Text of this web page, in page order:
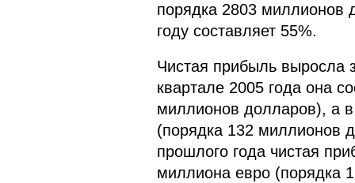
порядка 2803 миллионов
году составляет 55%.
Чистая прибыль выросла
квартале 2005 года она
миллионов долларов), а
(порядка 132 миллионов
прошлого года чистая
миллиона евро (порядка